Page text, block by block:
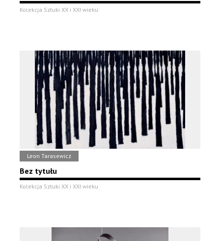
Kolekcja Sztuki XX i XXI wieku
Leon Tarasewicz
Bez tytułu
Kolekcja Sztuki XX i XXI wieku